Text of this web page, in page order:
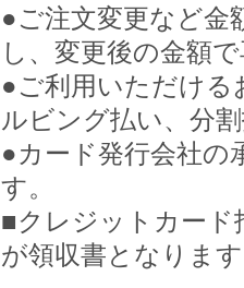
●ご注文変更など金
し、変更後の金額
●ご利用いただける
ルビング払い、分
●カード発行会社の
す。
■クレジットカード
が領収書となりま